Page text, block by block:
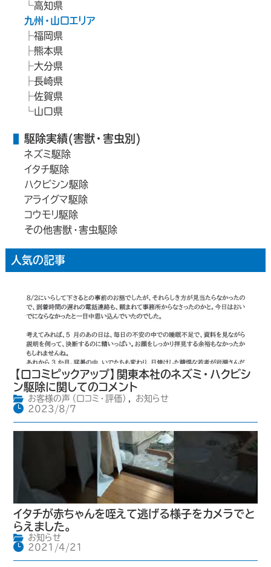
高知県
九州・山口エリア
福岡県
熊本県
大分県
長崎県
佐賀県
山口県
駆除実績(害獣・害虫別)
ネズミ駆除
イタチ駆除
ハクビシン駆除
アライグマ駆除
コウモリ駆除
その他害獣・害虫駆除
人気の記事
【口コミピックアップ】関東本社のネズミ・ハクビシ
ン駆除に関してのコメント
お客様の声（口コミ・評価） ,
お知らせ
2023/8/7
イタチが赤ちゃんを咥えて逃げる様子をカメラでと
らえました。
お知らせ
2021/4/21